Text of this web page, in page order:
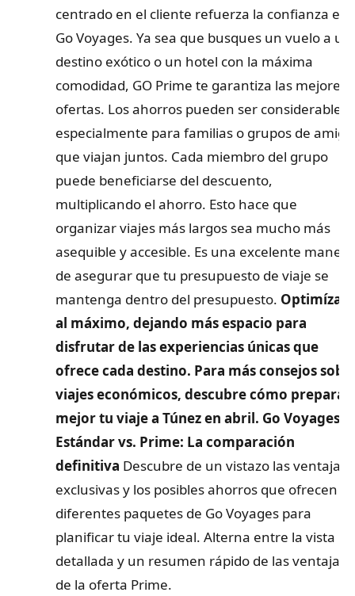
centrado en el cliente refuerza la confianza en
Go Voyages. Ya sea que busques un vuelo a un
destino exótico o un hotel con la máxima
comodidad, GO Prime te garantiza las mejores
ofertas. Los ahorros pueden ser considerables,
especialmente para familias o grupos de
que viajan juntos. Cada miembro del grupo
puede beneficiarse del descuento,
multiplicando el ahorro. Esto hace que
organizar viajes más largos sea mucho más
asequible y accesible. Es una excelente manera
de asegurar que tu presupuesto de viaje se
mantenga dentro del presupuesto. Optimízalo
al máximo, dejando más espacio para
disfrutar de las experiencias únicas que
ofrece cada destino. Para más consejos
viajes económicos, descubre cómo preparar
mejor tu viaje a Túnez en abril. Go Voyages:
Estándar vs. Prime: La comparación
definitiva Descubre de un vistazo las ventajas
exclusivas y los posibles ahorros que ofrecen
diferentes paquetes de Go Voyages para
planificar tu viaje ideal. Alterna entre la vista
detallada y un resumen rápido de las ventajas
de la oferta Prime.